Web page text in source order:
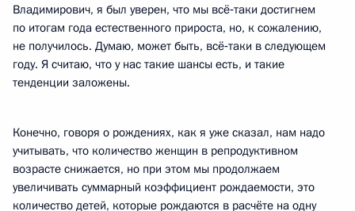
Владимирович, я был уверен, что мы всё‑таки достигнем
по итогам года естественного прироста, но, к сожалению,
не получилось. Думаю, может быть, всё‑таки в следующем
году. Я считаю, что у нас такие шансы есть, и такие
тенденции заложены.
Конечно, говоря о рождениях, как я уже сказал, нам надо
учитывать, что количество женщин в репродуктивном
возрасте снижается, но при этом мы продолжаем
увеличивать суммарный коэффициент рождаемости, это
количество детей, которые рождаются в расчёте на одну